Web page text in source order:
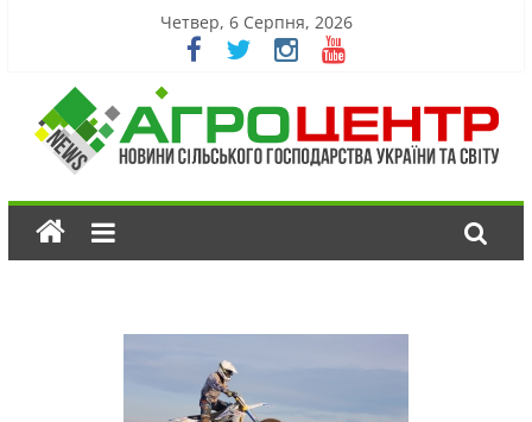
Четвер, 6 Серпня, 2026